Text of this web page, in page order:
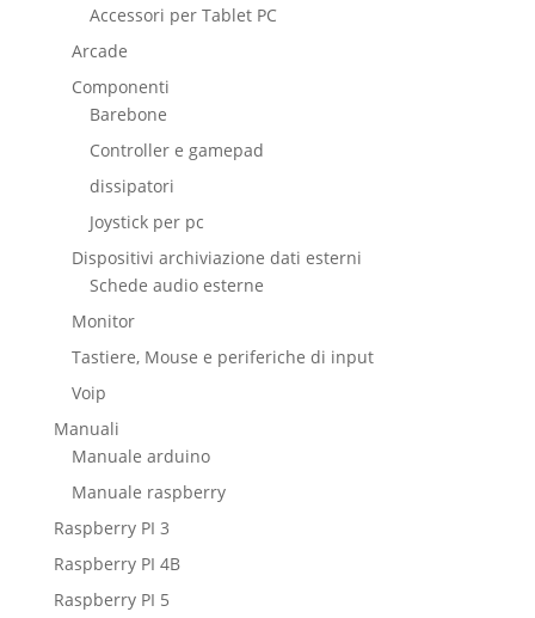
Accessori per Tablet PC
Arcade
Componenti
Barebone
Controller e gamepad
dissipatori
Joystick per pc
Dispositivi archiviazione dati esterni
Schede audio esterne
Monitor
Tastiere, Mouse e periferiche di input
Voip
Manuali
Manuale arduino
Manuale raspberry
Raspberry PI 3
Raspberry PI 4B
Raspberry PI 5